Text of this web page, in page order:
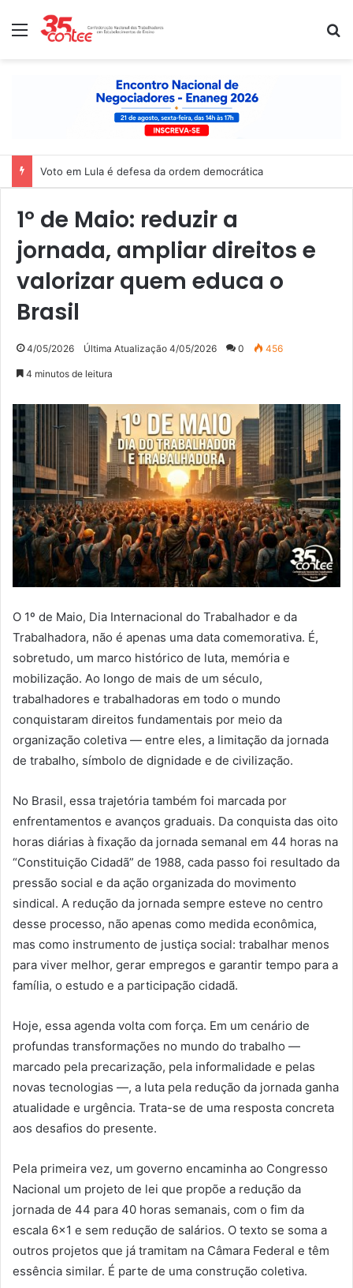
Menu
Nota de solidariedade ao povo venezuelano
1º de Maio: reduzir a
jornada, ampliar direitos e
valorizar quem educa o
Brasil
4/05/2026 Última Atualização 4/05/2026 0 456
4 minutos de leitura
O 1º de Maio, Dia Internacional do Trabalhador e da
Trabalhadora, não é apenas uma data comemorativa. É,
sobretudo, um marco histórico de luta, memória e
mobilização. Ao longo de mais de um século,
trabalhadores e trabalhadoras em todo o mundo
conquistaram direitos fundamentais por meio da
organização coletiva — entre eles, a limitação da jornada
de trabalho, símbolo de dignidade e de civilização.
No Brasil, essa trajetória também foi marcada por
enfrentamentos e avanços graduais. Da conquista das oito
horas diárias à fixação da jornada semanal em 44 horas na
“Constituição Cidadã” de 1988, cada passo foi resultado da
pressão social e da ação organizada do movimento
sindical. A redução da jornada sempre esteve no centro
desse processo, não apenas como medida econômica,
mas como instrumento de justiça social: trabalhar menos
para viver melhor, gerar empregos e garantir tempo para a
família, o estudo e a participação cidadã.
Hoje, essa agenda volta com força. Em um cenário de
profundas transformações no mundo do trabalho —
marcado pela precarização, pela informalidade e pelas
novas tecnologias —, a luta pela redução da jornada ganha
atualidade e urgência. Trata-se de uma resposta concreta
aos desafios do presente.
Pela primeira vez, um governo encaminha ao Congresso
Nacional um projeto de lei que propõe a redução da
jornada de 44 para 40 horas semanais, com o fim da
escala 6×1 e sem redução de salários. O texto se soma a
outros projetos que já tramitam na Câmara Federal e têm
essência similar. É parte de uma construção coletiva.